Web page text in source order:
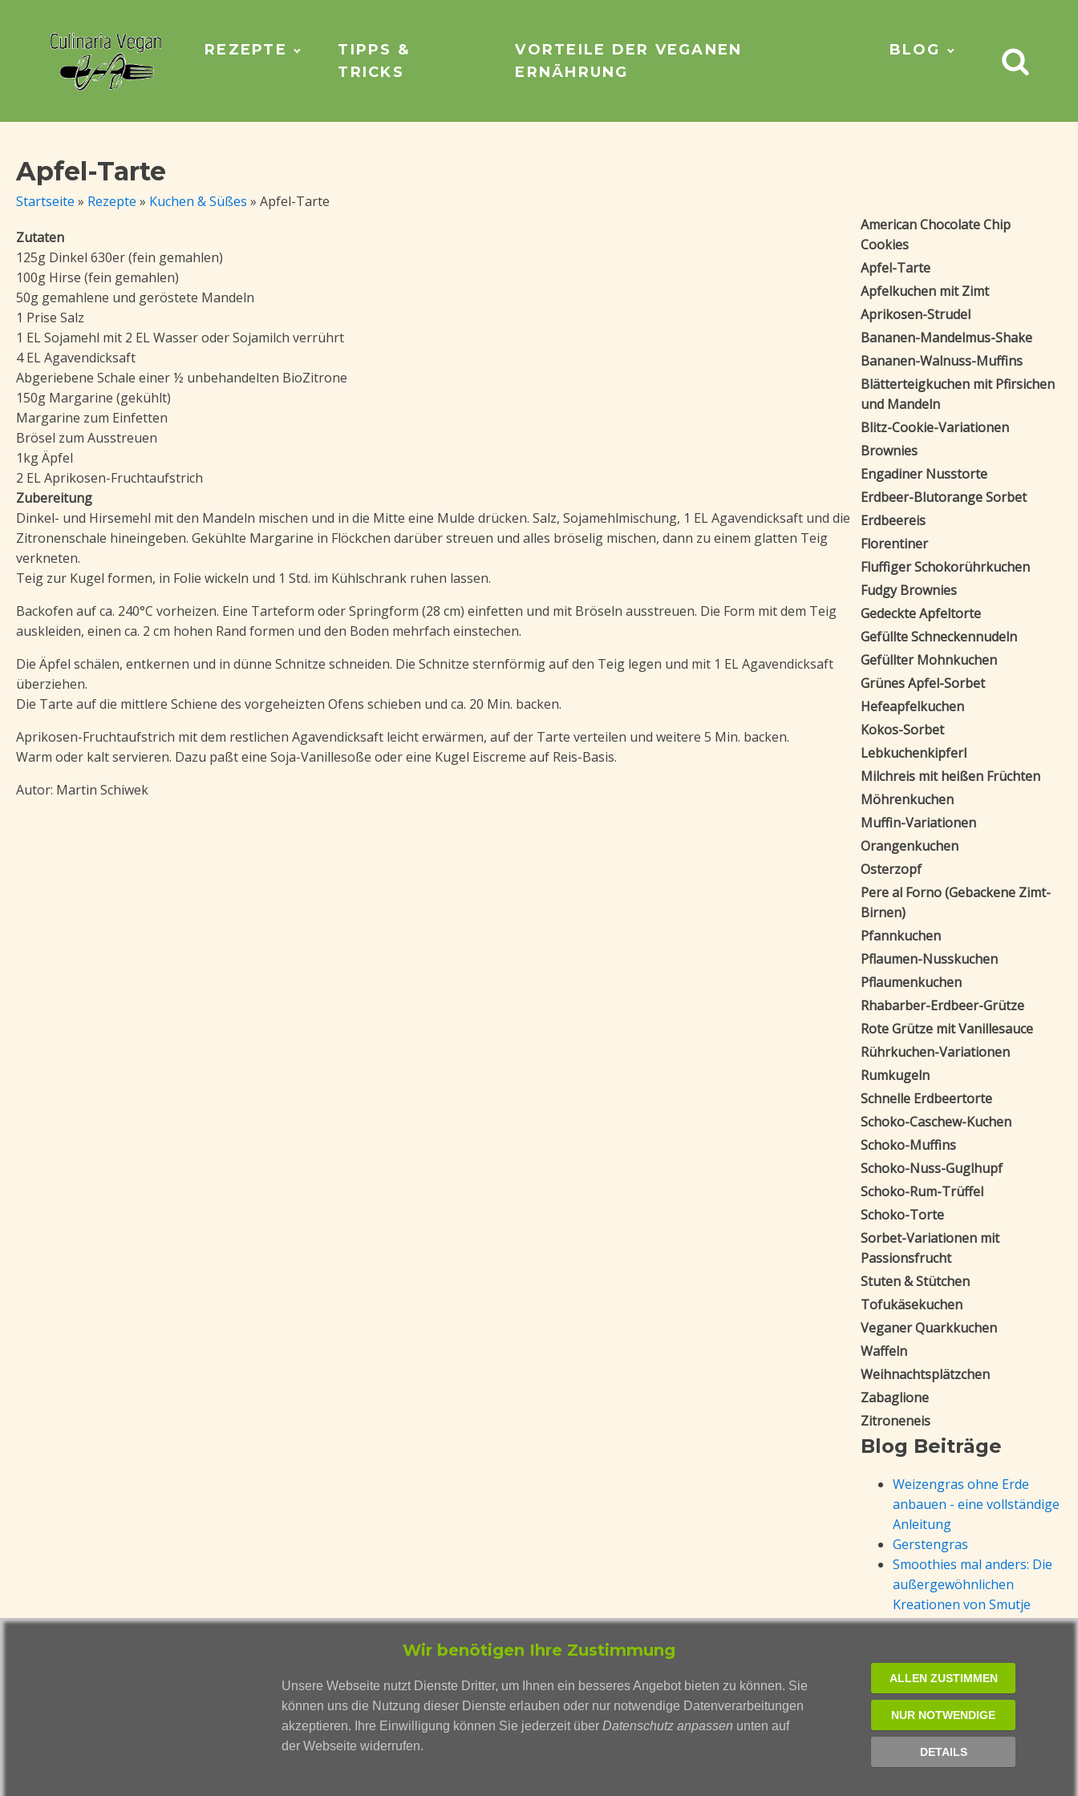
REZEPTE
TIPPS &
TRICKS
VORTEILE DER VEGANEN
ERNÄHRUNG
BLOG
Apfel-Tarte
Startseite » Rezepte » Kuchen & Süßes » Apfel-Tarte
Zutaten
125g Dinkel 630er (fein gemahlen)
100g Hirse (fein gemahlen)
50g gemahlene und geröstete Mandeln
1 Prise Salz
1 EL Sojamehl mit 2 EL Wasser oder Sojamilch verrührt
4 EL Agavendicksaft
Abgeriebene Schale einer ½ unbehandelten BioZitrone
150g Margarine (gekühlt)
Margarine zum Einfetten
Brösel zum Ausstreuen
1kg Äpfel
2 EL Aprikosen-Fruchtaufstrich
Zubereitung
Dinkel- und Hirsemehl mit den Mandeln mischen und in die Mitte eine Mulde drücken. Salz, Sojamehlmischung, 1 EL Agavendicksaft und die
Zitronenschale hineingeben. Gekühlte Margarine in Flöckchen darüber streuen und alles bröselig mischen, dann zu einem glatten Teig
verkneten.
Teig zur Kugel formen, in Folie wickeln und 1 Std. im Kühlschrank ruhen lassen.
Backofen auf ca. 240°C vorheizen. Eine Tarteform oder Springform (28 cm) einfetten und mit Bröseln ausstreuen. Die Form mit dem Teig
auskleiden, einen ca. 2 cm hohen Rand formen und den Boden mehrfach einstechen.
Die Äpfel schälen, entkernen und in dünne Schnitze schneiden. Die Schnitze sternförmig auf den Teig legen und mit 1 EL Agavendicksaft
überziehen.
Die Tarte auf die mittlere Schiene des vorgeheizten Ofens schieben und ca. 20 Min. backen.
Aprikosen-Fruchtaufstrich mit dem restlichen Agavendicksaft leicht erwärmen, auf der Tarte verteilen und weitere 5 Min. backen.
Warm oder kalt servieren. Dazu paßt eine Soja-Vanillesoße oder eine Kugel Eiscreme auf Reis-Basis.
Autor: Martin Schiwek
American Chocolate Chip
Cookies
Apfel-Tarte
Apfelkuchen mit Zimt
Aprikosen-Strudel
Bananen-Mandelmus-Shake
Bananen-Walnuss-Muffins
Blätterteigkuchen mit Pfirsichen
und Mandeln
Blitz-Cookie-Variationen
Brownies
Engadiner Nusstorte
Erdbeer-Blutorange Sorbet
Erdbeereis
Florentiner
Fluffiger Schokorührkuchen
Fudgy Brownies
Gedeckte Apfeltorte
Gefüllte Schneckennudeln
Gefüllter Mohnkuchen
Grünes Apfel-Sorbet
Hefeapfelkuchen
Kokos-Sorbet
Lebkuchenkipferl
Milchreis mit heißen Früchten
Möhrenkuchen
Muffin-Variationen
Orangenkuchen
Osterzopf
Pere al Forno (Gebackene Zimt-
Birnen)
Pfannkuchen
Pflaumen-Nusskuchen
Pflaumenkuchen
Rhabarber-Erdbeer-Grütze
Rote Grütze mit Vanillesauce
Rührkuchen-Variationen
Rumkugeln
Schnelle Erdbeertorte
Schoko-Caschew-Kuchen
Schoko-Muffins
Schoko-Nuss-Guglhupf
Schoko-Rum-Trüffel
Schoko-Torte
Sorbet-Variationen mit
Passionsfrucht
Stuten & Stütchen
Tofukäsekuchen
Veganer Quarkkuchen
Waffeln
Weihnachtsplätzchen
Zabaglione
Zitroneneis
Blog Beiträge
Weizengras ohne Erde
anbauen - eine vollständige
Anleitung
Gerstengras
Smoothies mal anders: Die
außergewöhnlichen
Kreationen von Smutje
Smusi
buddhistische
Fastenspeisen im Trend
liegen
Rote Beete: Ein Powerfood
für eure Gesundheit
Wir benötigen Ihre Zustimmung
Unsere Webseite nutzt Dienste Dritter, um Ihnen ein besseres Angebot bieten zu können. Sie
können uns die Nutzung dieser Dienste erlauben oder nur notwendige Datenverarbeitungen
akzeptieren. Ihre Einwilligung können Sie jederzeit über Datenschutz anpassen unten auf
der Webseite widerrufen.
ALLEN ZUSTIMMEN
NUR NOTWENDIGE
DETAILS